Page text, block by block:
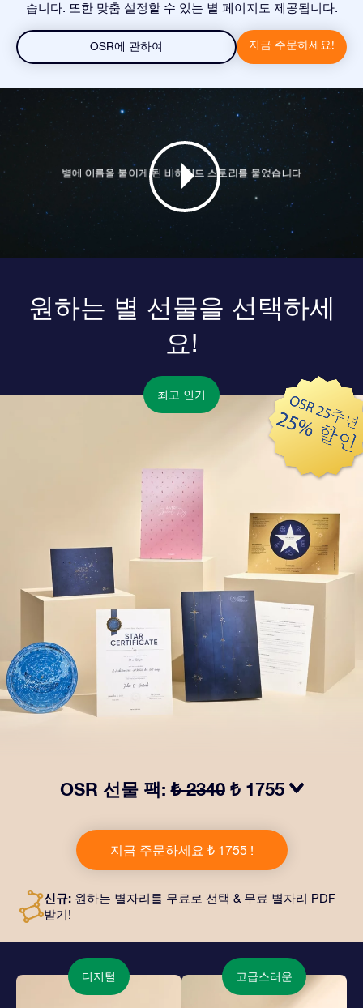
습니다. 또한 맞춤 설정할 수 있는 별 페이지도 제공됩니다.
OSR에 관하여 지금 주문하세요!
원하는 별 선물을 선택하세
요!
최고 인기
OSR 선물 팩:₺ 2340 ₺ 1755
투와 퍼스널라이즈 문서가 선택한 주소로 발송되고 디지
털 문서가 제공되며 무료로 OSR 앱을 이용할 수 있습니
다. OSR Gift Pack은 친구나 사랑하는 사람에게 영원히
지금 주문하세요 ₺ 1755 !
신규: 원하는 별자리를 무료로 선택 & 무료 별자리 PDF
받기!
디지털 고급스러운